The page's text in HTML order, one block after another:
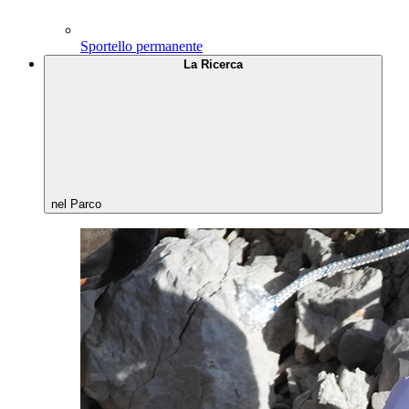
Sportello permanente
La Ricerca
nel Parco